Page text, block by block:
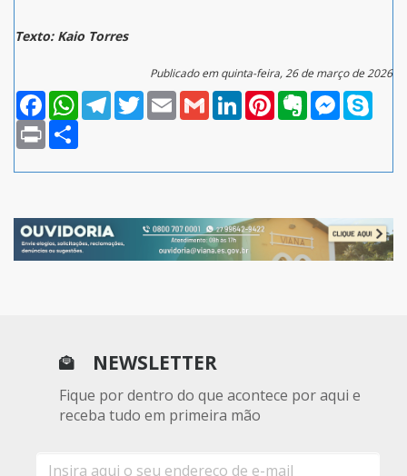
Texto: Kaio Torres
Publicado em quinta-feira, 26 de março de 2026
FacebookWhatsAppTelegramTwitterEmail Gmail LinkedInPinterestEvernoteMessenger
Print
NEWSLETTER
Fique por dentro do que acontece por aqui e
receba tudo em primeira mão